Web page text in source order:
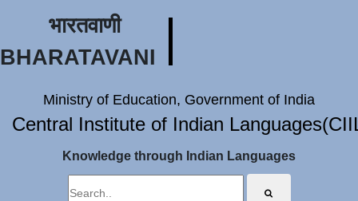
भारतवाणी
BHARATAVANI
Ministry of Education, Government of India
Central Institute of Indian
Knowledge through Indian Languages